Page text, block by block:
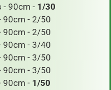
- 90cm - 1/30
90cm - 2/50
90cm - 2/50
90cm - 3/40
90cm - 3/50
90cm - 3/50
90cm - 1/50